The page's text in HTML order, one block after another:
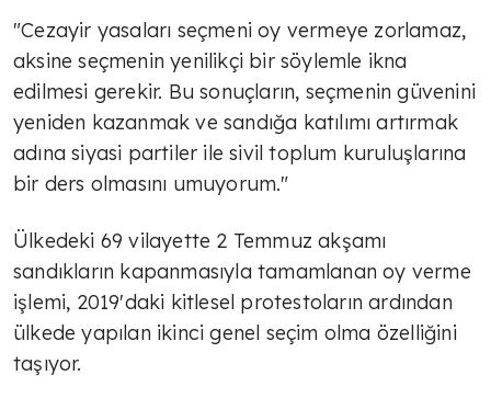
"Cezayir yasaları seçmeni oy vermeye zorlamaz,
aksine seçmenin yenilikçi bir söylemle ikna
edilmesi gerekir. Bu sonuçların, seçmenin güvenini
yeniden kazanmak ve sandığa katılımı artırmak
adına siyasi partiler ile sivil toplum kuruluşlarına
bir ders olmasını umuyorum."
Ülkedeki 69 vilayette 2 Temmuz akşamı
sandıkların kapanmasıyla tamamlanan oy verme
işlemi, 2019'daki kitlesel protestoların ardından
ülkede yapılan ikinci genel seçim olma özelliğini
taşıyor.